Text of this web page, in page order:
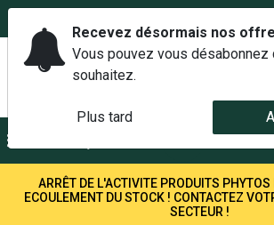
ARRÊT DE L'ACTIVITE PRODUITS PHYTOS
ECOULEMENT DU STOCK ! CONTACTEZ
SECTEUR !
Recevez désormais nos
Vous pouvez vous désabonnez
souhaitez.
Plus tard